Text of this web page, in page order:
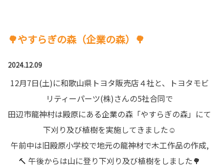
🌳やすらぎの森（企業の森）🌳
2024.12.09
12月7日(土)に和歌山県トヨタ販売店４社と、トヨタモビ
リティーパーツ(株)さんの5社合同で
田辺市龍神村は殿原にある企業の森「やすらぎの森」にて
下刈り及び植樹を実施してきました☺️
午前中は旧殿原小学校で地元の龍神材で木工作品の作成,
🔨 午後からは山に登り下刈り及び植樹をしました🌳